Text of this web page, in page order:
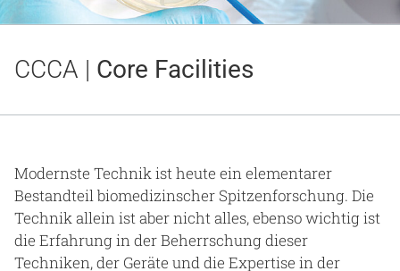
Kliniken & Einrichtungen
Beruf & Karriere
CCCA | Core Facilities
Modernste Technik ist heute ein elementarer
Bestandteil biomedizinscher Spitzenforschung. Die
Technik allein ist aber nicht alles, ebenso wichtig ist
die Erfahrung in der Beherrschung dieser
Techniken, der Geräte und die Expertise in der